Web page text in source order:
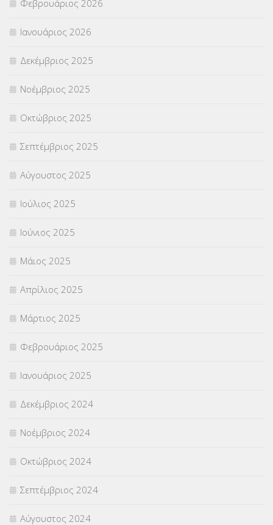
ΣΥΜΒΟΥΛΕΥΤΙΚΟΣ ΣΤΑΘΜΟΣ ΝΕΩΝ
ΣΥΝΤΑΞΕΙΣ(12)
ΣΧΟΛΙΚΟΙ ΣΥΜΒΟΥΛΟΙ
ΥΠΕΡΑΡΙΘΜΟΙ(1)
ΥΠΟΤΡΟΦΙΕΣ(28)
ΦΥΣΙΚΗ ΑΓΩΓΗ(692)
Χωρίς κατηγορία
Φεβρουάριος 2026
Ιανουάριος 2026
Δεκέμβριος 2025
Νοέμβριος 2025
Οκτώβριος 2025
Σεπτέμβριος 2025
Αύγουστος 2025
Ιούλιος 2025
Ιούνιος 2025
Μάιος 2025
Απρίλιος 2025
Μάρτιος 2025
Φεβρουάριος 2025
Ιανουάριος 2025
Δεκέμβριος 2024
Νοέμβριος 2024
Οκτώβριος 2024
Σεπτέμβριος 2024
Αύγουστος 2024